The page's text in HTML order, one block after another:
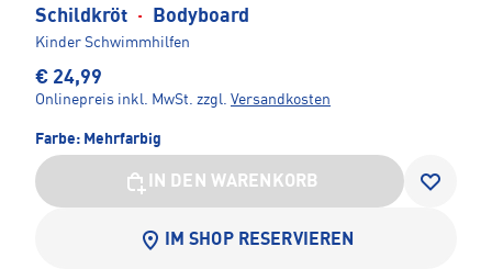
Schildkröt · Bodyboard
Kinder Schwimmhilfen
€ 24,99
Onlinepreis inkl. MwSt. zzgl. Versandkosten
Farbe: Mehrfarbig
IN DEN WARENKORB
IM SHOP RESERVIEREN